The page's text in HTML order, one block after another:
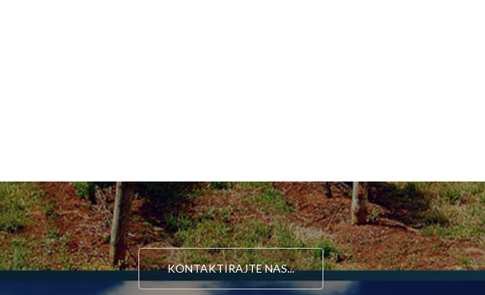
KONTAKTIRAJTE NAS...